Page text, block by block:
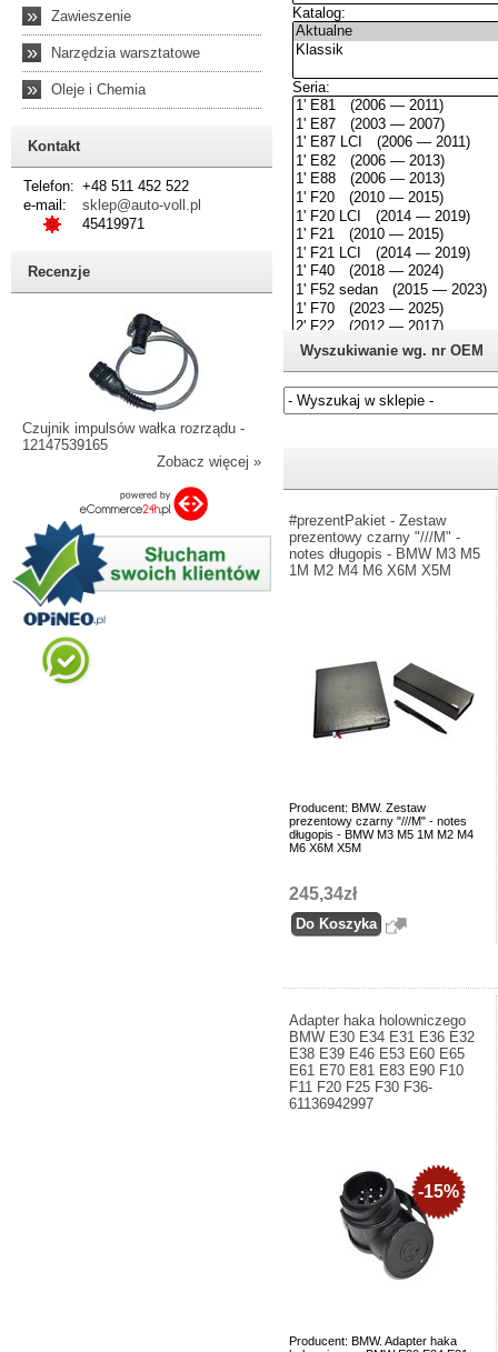
» Zawieszenie
» Narzędzia warsztatowe
» Oleje i Chemia
Kontakt
Telefon: +48 511 452 522
e-mail:
sklep@auto-voll.pl
45419971
Recenzje
Czujnik impulsów wałka rozrządu -
12147539165
Zobacz więcej »
Wyszukiwanie wg. nr OEM
#prezentPakiet - Zestaw
prezentowy czarny "///M" -
notes długopis - BMW M3 M5
1M M2 M4 M6 X6M X5M
Producent: BMW. Zestaw
prezentowy czarny "///M" - notes
długopis - BMW M3 M5 1M M2 M4
M6 X6M X5M
245,34zł
Adapter haka holowniczego
BMW E30 E34 E31 E36 E32
E38 E39 E46 E53 E60 E65
E61 E70 E81 E83 E90 F10
F11 F20 F25 F30 F36-
61136942997
Producent: BMW. Adapter haka
-15%